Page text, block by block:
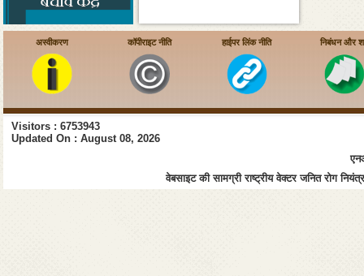
अस्वीकरण कॉपीराइट नीति हाईपर लिंक नीति निबंधन और
Visitors : 6753943
Updated On : August 08, 2026
वेबसाइट की सामग्री राष्ट्रीय वेक्टर जनित रोग